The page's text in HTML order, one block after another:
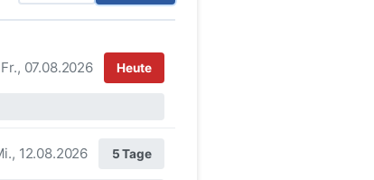
Fr., 07.08.2026 Heute
12.08.2026 5 Tage